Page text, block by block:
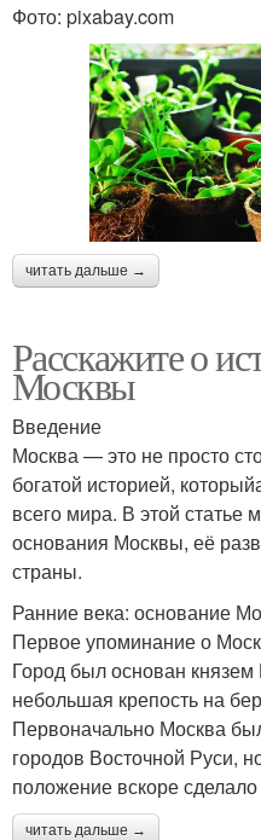
Фото: pixabay.com
читать дальше →
Расскажите о
Москвы
Введение
Москва — это не просто
богатой историей,
всего мира. В этой статье
основания Москвы, её
страны.
Ранние века: основание
Первое упоминание о
Город был основан
небольшая крепость на
Первоначально Москва
городов Восточной Руси,
положение вскоре
читать дальше →